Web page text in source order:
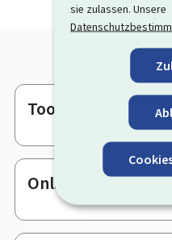
sie zulassen. Unsere
Footer
Tools
Online-Dienste &